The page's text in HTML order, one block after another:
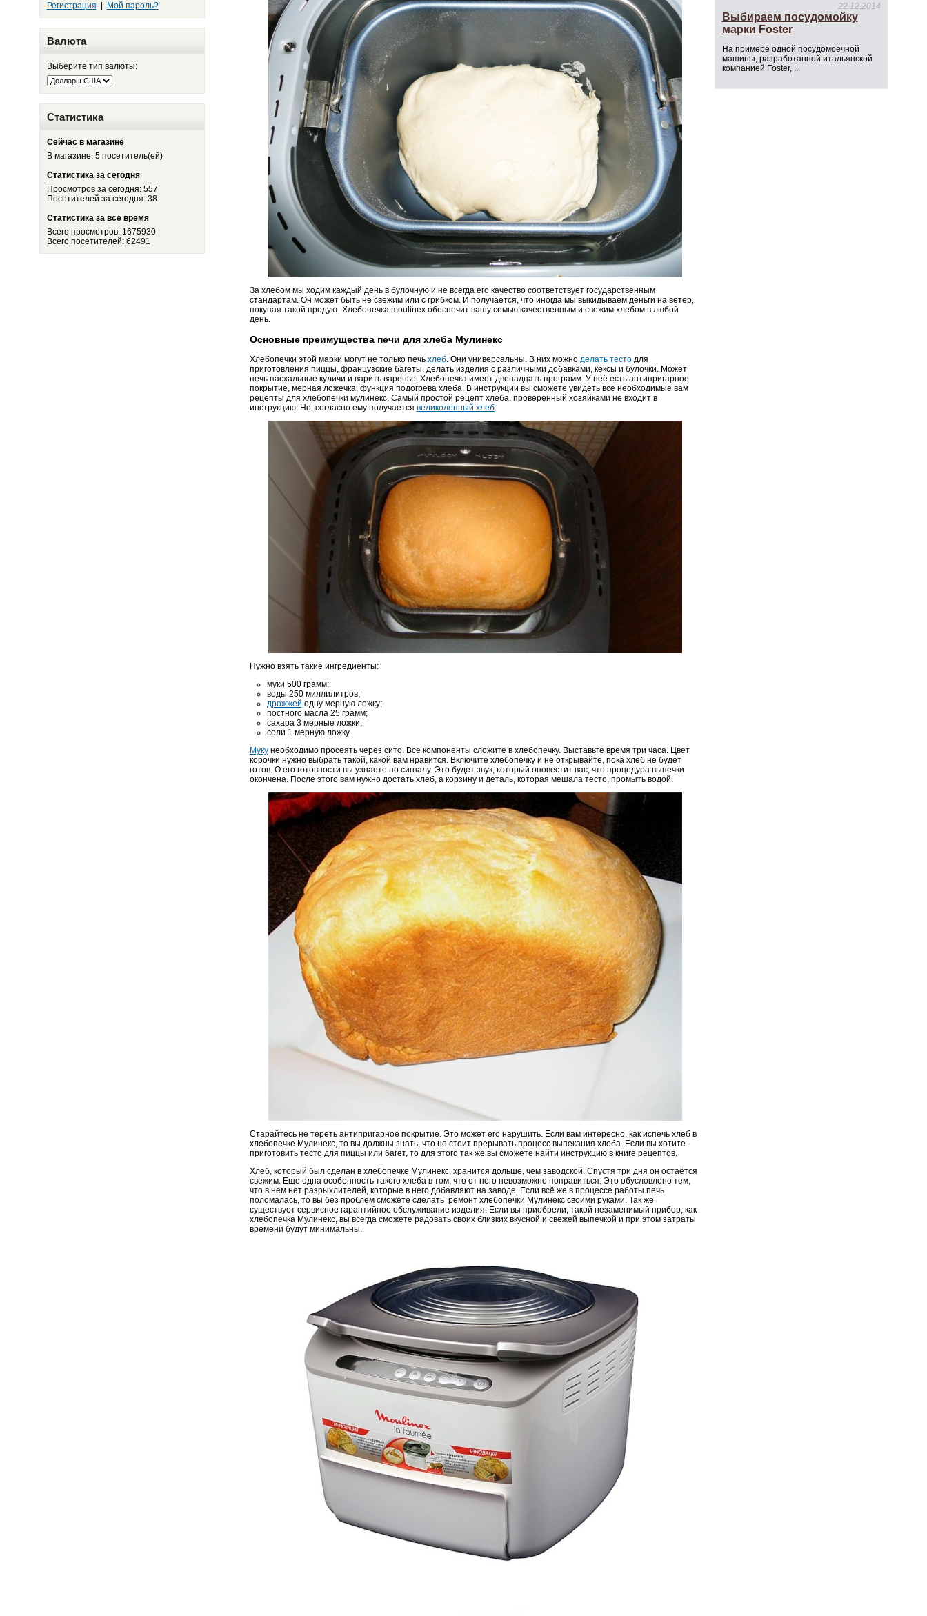
Регистрация Мой пароль?
Валюта
Выберите тип валюты:
Статистика
Сейчас в магазине
В магазине: 5 посетитель(ей)
Статистика за сегодня
Просмотров за сегодня: 557
Посетителей за сегодня: 38
Статистика за всё время
Всего просмотров: 1675930
Всего посетителей: 62491
За хлебом мы ходим каждый день в булочную и не всегда его качество соответствует государственным
стандартам. Он может быть не свежим или с грибком. И получается, что иногда мы выкидываем деньги на ветер,
покупая такой продукт. Хлебопечка moulinex обеспечит вашу семью качественным и свежим хлебом в любой
день.
Основные преимущества печи для хлеба Мулинекс
Хлебопечки этой марки могут не только печь хлеб. Они универсальны. В них можно делать тестодля
приготовления пиццы, французские багеты, делать изделия с различными добавками, кексы и булочки. Может
печь пасхальные куличи и варить варенье. Хлебопечка имеет двенадцать программ. У неё есть антипригарное
покрытие, мерная ложечка, функция подогрева хлеба. В инструкции вы сможете увидеть все необходимые вам
рецепты для хлебопечки мулинекс. Самый простой рецепт хлеба, проверенный хозяйками не входит в
инструкцию. Но, согласно ему получается великолепный хлеб.
Нужно взять такие ингредиенты:
муки 500 грамм;
воды 250 миллилитров;
дрожжей одну мерную ложку;
постного масла 25 грамм;
сахара 3 мерные ложки;
соли 1 мерную ложку.
Мукунеобходимо просеять через сито. Все компоненты сложите в хлебопечку. Выставьте время три часа. Цвет
корочки нужно выбрать такой, какой вам нравится. Включите хлебопечку и не открывайте, пока хлеб не будет
готов. О его готовности вы узнаете по сигналу. Это будет звук, который оповестит вас, что процедура выпечки
окончена. После этого вам нужно достать хлеб, а корзину и деталь, которая мешала тесто, промыть водой.
Старайтесь не тереть антипригарное покрытие. Это может его нарушить. Если вам интересно, как испечь хлеб в
хлебопечке Мулинекс, то вы должны знать, что не стоит прерывать процесс выпекания хлеба. Если вы хотите
приготовить тесто для пиццы или багет, то для этого так же вы сможете найти инструкцию в книге рецептов.
Хлеб, который был сделан в хлебопечке Мулинекс, хранится дольше, чем заводской. Спустя три дня он остаётся
свежим. Еще одна особенность такого хлеба в том, что от него невозможно поправиться. Это обусловлено тем,
что в нем нет разрыхлителей, которые в него добавляют на заводе. Если всё же в процессе работы печь
поломалась, то вы без проблем сможете сделать ремонт хлебопечки Мулинекс своими руками. Так же
существует сервисное гарантийное обслуживание изделия. Если вы приобрели, такой незаменимый прибор, как
хлебопечка Мулинекс, вы всегда сможете радовать своих близких вкусной и свежей выпечкой и при этом затраты
времени будут минимальны.
22.12.2014
Выбираем посудомойку
марки Foster
На примере одной посудомоечной
машины, разработанной итальянской
компанией Foster, ...